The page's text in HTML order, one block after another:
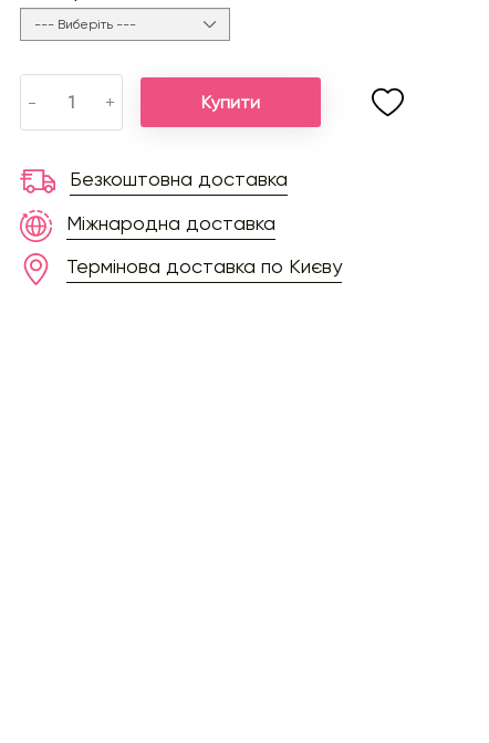
- + Купити
Безкоштовна доставка
Міжнародна доставка
Термінова доставка по Києву